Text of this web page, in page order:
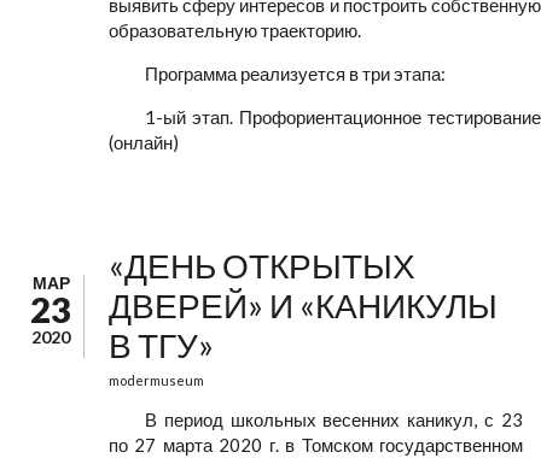
выявить сферу интересов и построить собственную
образовательную траекторию.
Программа реализуется в три этапа:
1-ый этап. Профориентационное тестирование
(онлайн)
МАР
23
2020
«ДЕНЬ ОТКРЫТЫХ
ДВЕРЕЙ» И «КАНИКУЛЫ
В ТГУ»
modermuseum
В период школьных весенних каникул, с 23
по 27 марта 2020 г. в Томском государственном